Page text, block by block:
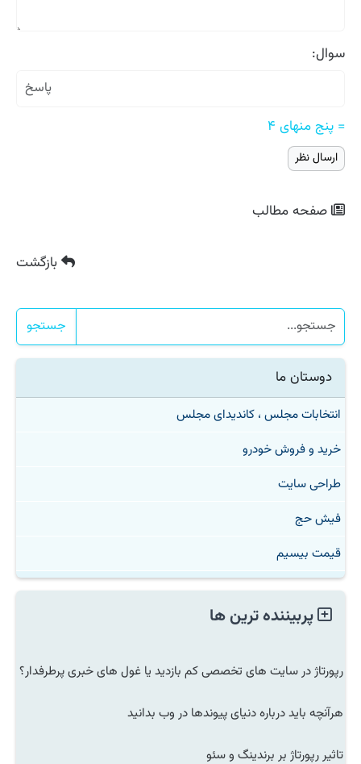
سوال:
= پنج منهای ۴
صفحه مطالب
بازگشت
جستجو
دوستان ما
انتخابات مجلس ، کاندیدای مجلس
خرید و فروش خودرو
طراحی سایت
فیش حج
قیمت بیسیم
پربیننده ترین ها
رپورتاژ در سایت های تخصصی کم بازدید یا غول های خبری پرطرفدار؟
هرآنچه باید درباره دنیای پیوندها در وب بدانید
تاثیر رپورتاژ بر برندینگ و سئو